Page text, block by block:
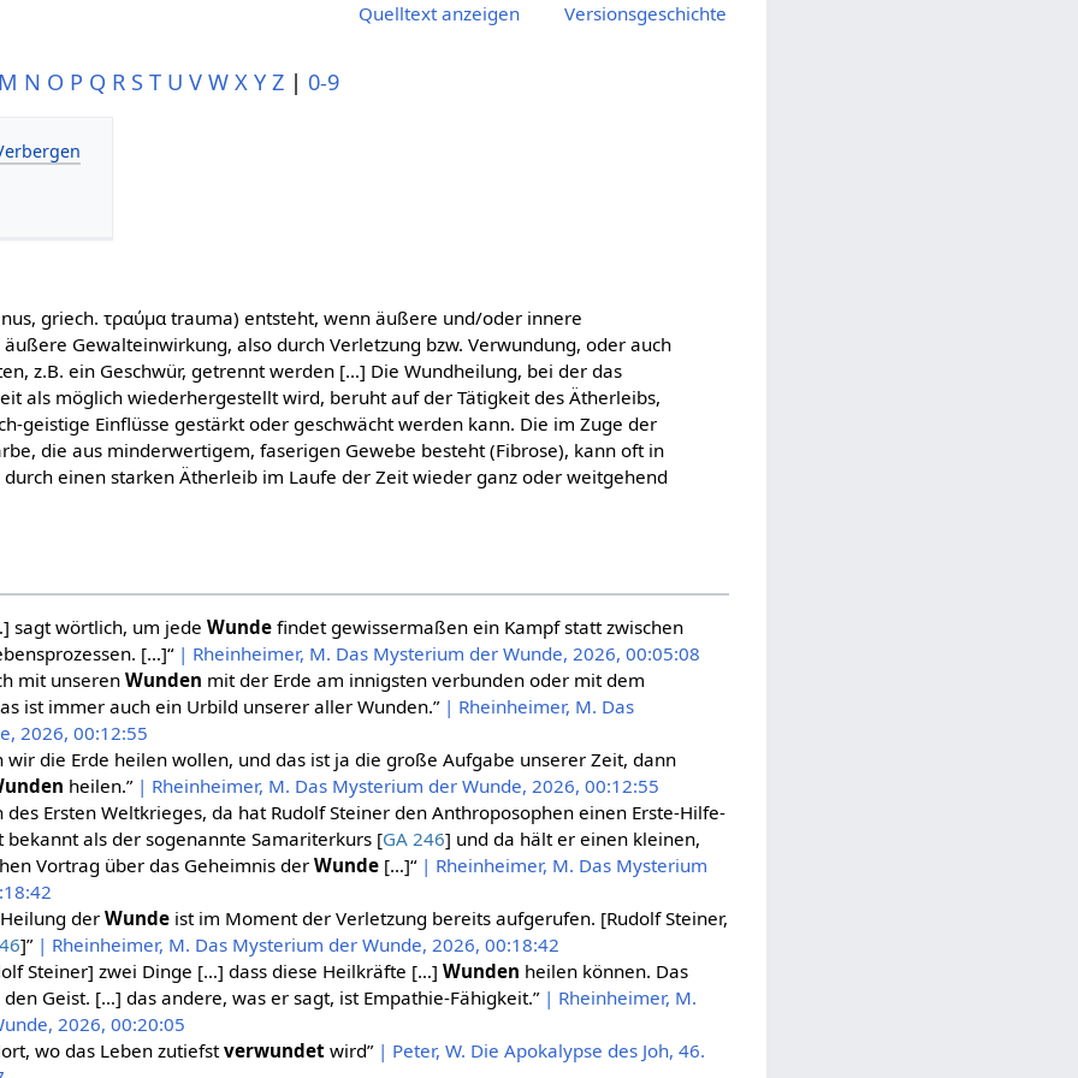
Quelltext anzeigen Versionsgeschichte
N O P Q R S T U V W X Y Z | 0-9
griech. τραύμα trauma) entsteht, wenn äußere und/oder innere
Gewalteinwirkung, also durch Verletzung bzw. Verwundung, oder auch
z.B. ein Geschwür, getrennt werden […] Die Wundheilung, bei der das
als möglich wiederhergestellt wird, beruht auf der Tätigkeit des Ätherleibs,
geistige Einflüsse gestärkt oder geschwächt werden kann. Die im Zuge der
die aus minderwertigem, faserigen Gewebe besteht (Fibrose), kann oft in
durch einen starken Ätherleib im Laufe der Zeit wieder ganz oder weitgehend
sagt wörtlich, um jedeWunde findet gewissermaßen ein Kampf statt zwischen
[…]“ | Rheinheimer, M. Das Mysterium der Wunde, 2026, 00:05:08
mit unserenWunden mit der Erde am innigsten verbunden oder mit dem
ist immer auch ein Urbild unserer aller Wunden.” | Rheinheimer, M. Das
2026, 00:12:55
wir die Erde heilen wollen, und das ist ja die große Aufgabe unserer Zeit, dann
heilen.” | Rheinheimer, M. Das Mysterium der Wunde, 2026, 00:12:55
des Ersten Weltkrieges, da hat Rudolf Steiner den Anthroposophen einen Erste-Hilfe-
bekannt als der sogenannte Samariterkurs [GA 246] und da hält er einen kleinen,
Vortrag über das Geheimnis derWunde […]“ | Rheinheimer, M. Das Mysterium
derWunde ist im Moment der Verletzung bereits aufgerufen. [Rudolf Steiner,
]” | Rheinheimer, M. Das Mysterium der Wunde, 2026, 00:18:42
Steiner] zwei Dinge […] dass diese Heilkräfte […]Wunden heilen können. Das
Geist. […] das andere, was er sagt, ist Empathie-Fähigkeit.” | Rheinheimer, M.
2026, 00:20:05
wo das Leben zutiefstverwundet wird” | Peter, W. Die Apokalypse des Joh, 46.